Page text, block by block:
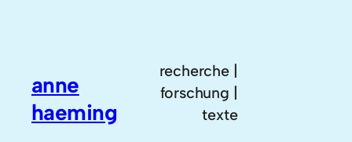
anne
haeming
recherche |
forschung |
texte